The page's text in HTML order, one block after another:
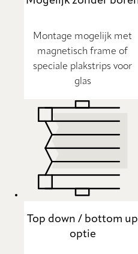
Montage mogelijk met
magnetisch frame of
speciale plakstrips voor
glas
Top down / bottom up
optie